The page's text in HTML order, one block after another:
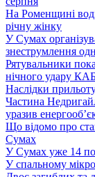
На Роменщині
річну жінку
У Сумах
знеструмлення
Рятувальники
нічного удару
Наслідки
Частина
уразив
Що відомо про
Сумах
У Сумах уже 14
У спальному